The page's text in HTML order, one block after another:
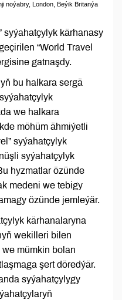
noýabry, London, Beýik Britanýa
syýahatçylyk kärhanasy
“World Travel
gatnaşdy.
bu halkara sergä
we halkara
möhüm ähmiýetli
syýahatçylyk
syýahatçylyk
hyzmatlar özünde
medeni we tebigy
özünde jemleýär.
kärhanalaryna
wekilleri bilen
mümkin bolan
şert döredýär.
syýahatçylygy